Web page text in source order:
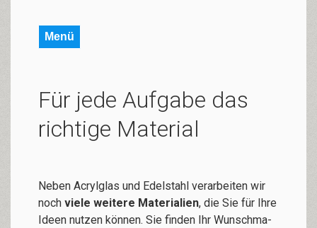
Menü
Für jede Aufgabe das
richtige Material
Neben Acryl­glas und Edel­stahl ver­ar­bei­ten wir
noch vie­le wei­te­re Ma­te­ri­alien, die Sie für Ihre
Ideen nut­zen kön­nen. Sie fin­den Ihr Wunsch­ma­